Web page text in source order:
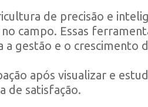
de precisão e
campo. Essas
gestão e o crescimento
após visualizar e
de satisfação.